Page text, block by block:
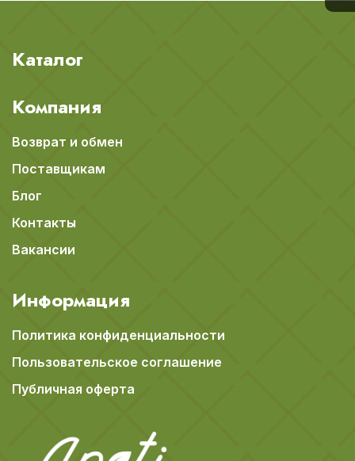
Каталог
Компания
Возврат и обмен
Поставщикам
Блог
Контакты
Вакансии
Информация
Политика конфиденциальности
Пользовательское соглашение
Публичная оферта